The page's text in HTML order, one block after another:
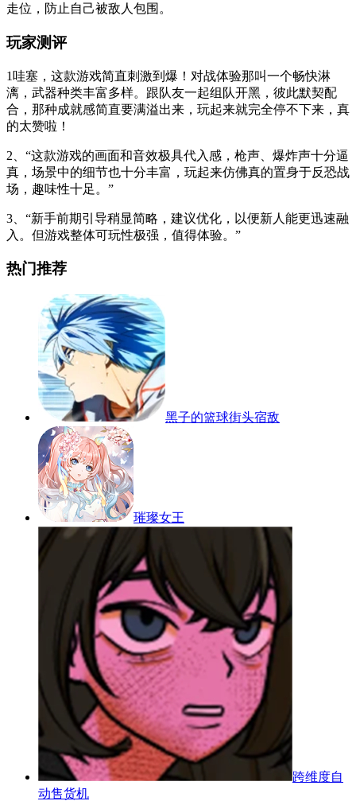
走位，防止自己被敌人包围。
玩家测评
1哇塞，这款游戏简直刺激到爆！对战体验那叫一个畅快淋
漓，武器种类丰富多样。跟队友一起组队开黑，彼此默契配
合，那种成就感简直要满溢出来，玩起来就完全停不下来，真
的太赞啦！
2、“这款游戏的画面和音效极具代入感，枪声、爆炸声十分逼
真，场景中的细节也十分丰富，玩起来仿佛真的置身于反恐战
场，趣味性十足。”
3、“新手前期引导稍显简略，建议优化，以便新人能更迅速融
入。但游戏整体可玩性极强，值得体验。”
热门推荐
黑子的篮球街头宿敌
璀璨女王
跨维度自
动售货机